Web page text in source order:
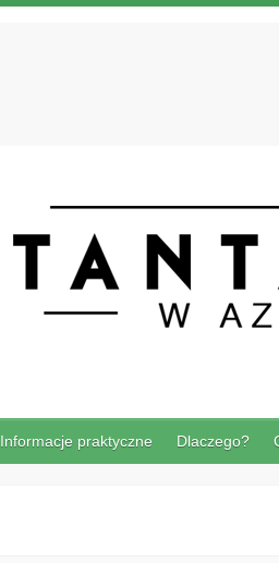
Informacje praktyczne Dlaczego?